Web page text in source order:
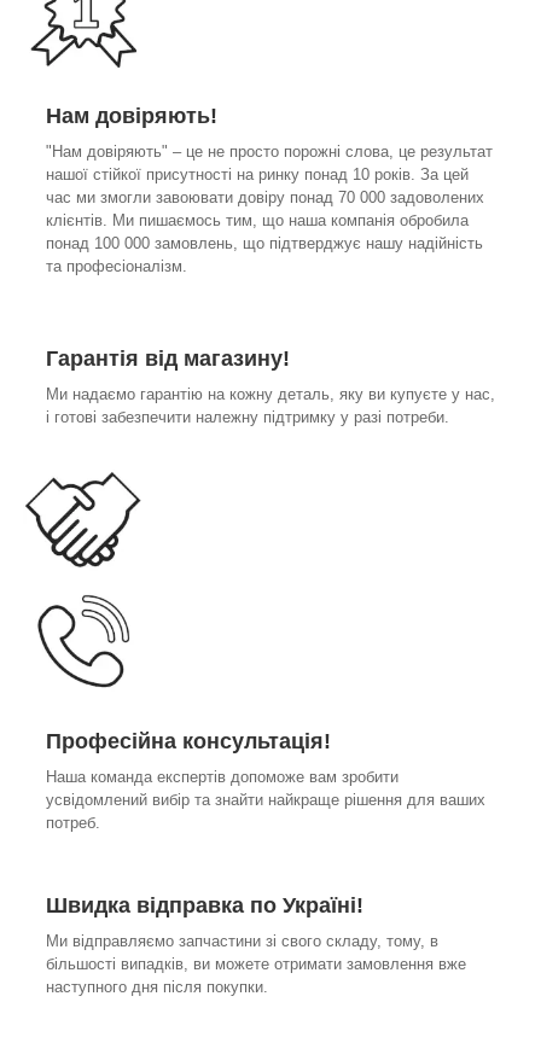
Нам довіряють!
"Нам довіряють" – це не просто порожні слова, це результат
нашої стійкої присутності на ринку понад 10 років. За цей
час ми змогли завоювати довіру понад 70 000 задоволених
клієнтів. Ми пишаємось тим, що наша компанія обробила
понад 100 000 замовлень, що підтверджує нашу надійність
та професіоналізм.
Гарантія від магазину!
Ми надаємо гарантію на кожну деталь, яку ви купуєте у нас,
і готові забезпечити належну підтримку у разі потреби.
Професійна консультація!
Наша команда експертів допоможе вам зробити
усвідомлений вибір та знайти найкраще рішення для ваших
потреб.
Швидка відправка по Україні!
Ми відправляємо запчастини зі свого складу, тому, в
більшості випадків, ви можете отримати замовлення вже
наступного дня після покупки.